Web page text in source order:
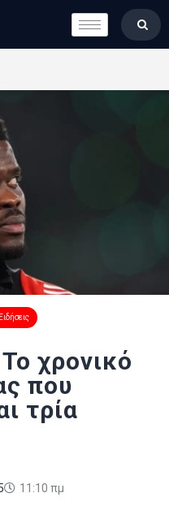
Ειδήσεις
χρονικό
που
τρία
11:10 πμ